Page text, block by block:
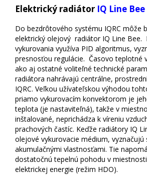
Elektrický radiátor IQ Line Bee
Do bezdrôtového systému IQRC môže
elektrický olejový radiátor IQ Line Bee.
vykurovania využíva PID algoritmus,
presnosťou regulácie. Časovo teplotné
ako aj ostatné voliteľné technické
radiátora nahrávajú centrálne,
IQRC. Veľkou užívateľskou výhodou
priamo vykurovacím konvektorom je
teplota (je nastaviteľná), takže v
inštalované, neprichádza k víreniu
prachových častíc. Keďže radiátory IQ
olejové vykurovacie médium, vyznačujú
akumulačnými vlastnosťami. Tie
dostatočnú tepelnú pohodu v
elektrickej energie (režim HDO).